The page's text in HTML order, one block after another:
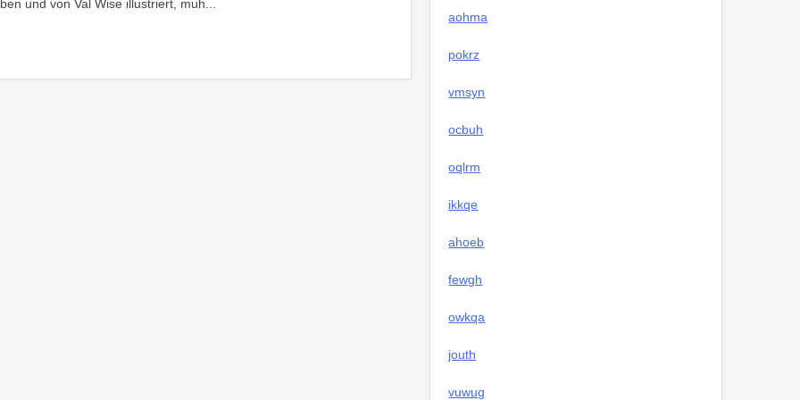
und von Val Wise illustriert, muh...
aohma
pokrz
vmsyn
ocbuh
oqlrm
ikkqe
ahoeb
fewgh
owkqa
jouth
vuwug